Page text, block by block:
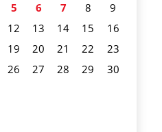
5 6 7 8
9
12 13 14 15
16
19 20 21 22
23
26 27 28 29
30